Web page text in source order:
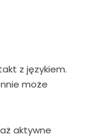
z językiem.
może
aktywne